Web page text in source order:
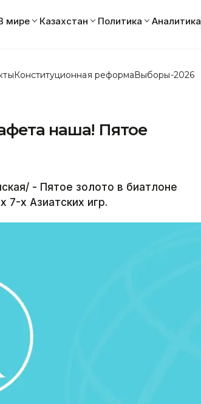
мире Казахстан Политика Аналитика
Конституционная реформаВыборы-2026
наша! Пятое
- Пятое золото в биатлоне
х Азиатских игр.